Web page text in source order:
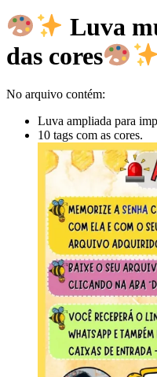
Luva
das cores
No arquivo contém:
Luva ampliada para
10 tags com as cores.